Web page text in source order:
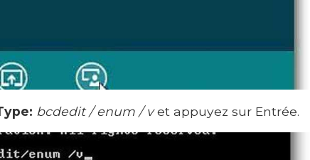
bcdedit / enum / vet appuyez sur Entrée.